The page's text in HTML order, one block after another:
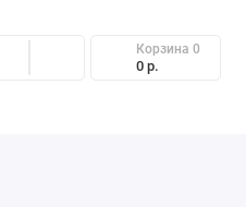
Корзина 0
0 р.